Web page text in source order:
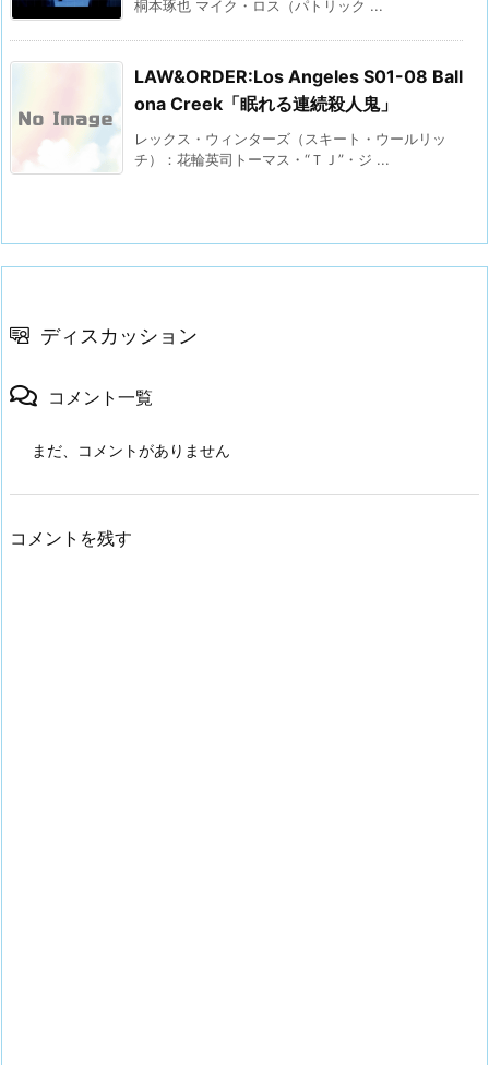
桐本琢也 マイク・ロス（パトリック ...
LAW&ORDER:Los Angeles S01-08 Ball
ona Creek「眠れる連続殺人鬼」
レックス・ウィンターズ（スキート・ウールリッ
チ）：花輪英司トーマス・“ＴＪ”・ジ ...
ディスカッション
コメント一覧
まだ、コメントがありません
コメントを残す